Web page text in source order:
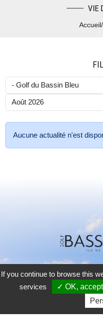
VIE
Accueil/
Aucune actualité n'est
GOLF DU
75 rue
97435 Saint-
If you continue to browse this
services
OK, accept